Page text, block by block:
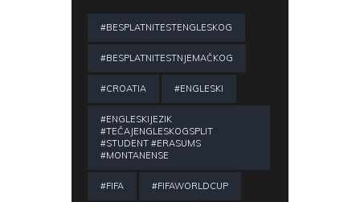
#BESPLATNITESTENGLESKOG
#BESPLATNITESTNJEMAČKOG
#CROATIA #ENGLESKI
#ENGLESKIJEZIK
#TEČAJENGLESKOGSPLIT
#STUDENT #ERASUMS
#MONTANENSE
#FIFA #FIFAWORLDCUP